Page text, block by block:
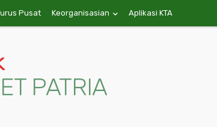
Pusat Keorganisasian Aplikasi KTA
PATRIA